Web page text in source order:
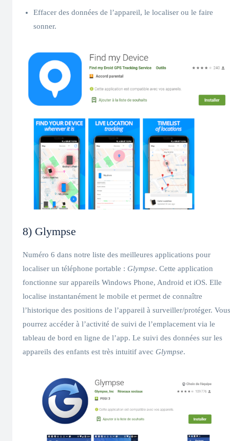
Effacer des données de l’appareil, le localiser ou le faire
sonner.
8) Glympse
Numéro 6 dans notre liste des meilleures applications pour
localiser un téléphone portable : Glympse. Cette application
fonctionne sur appareils Windows Phone, Android et iOS. Elle
localise instantanément le mobile et permet de connaître
l’historique des positions de l’appareil à surveiller/protéger. Vous
pourrez accéder à l’activité de suivi de l’emplacement via le
tableau de bord en ligne de l’app. Le suivi des données sur les
appareils des enfants est très intuitif avec Glympse.